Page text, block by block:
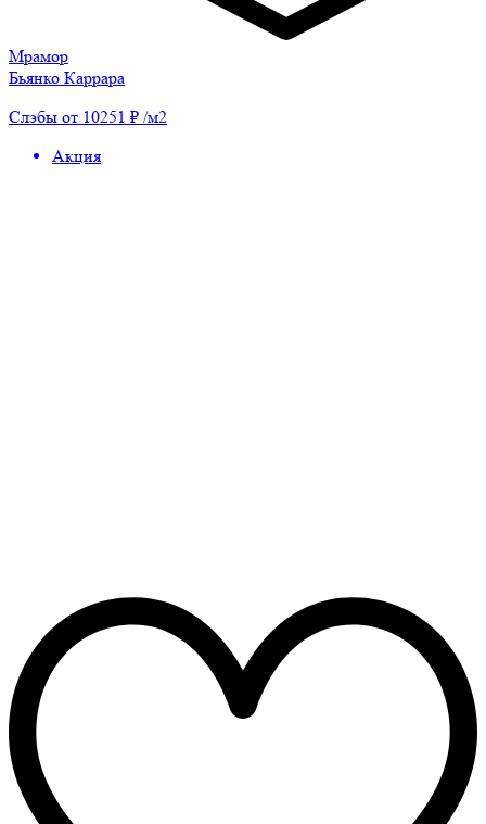
Мрамор
Бьянко Каррара
Слэбы от 10251 ₽ /м2
Акция